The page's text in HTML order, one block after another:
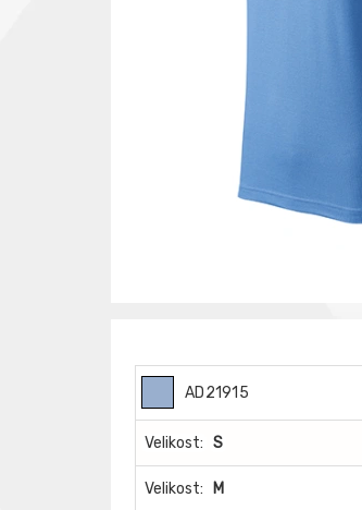
AD21915
Velikost: S
Velikost: M